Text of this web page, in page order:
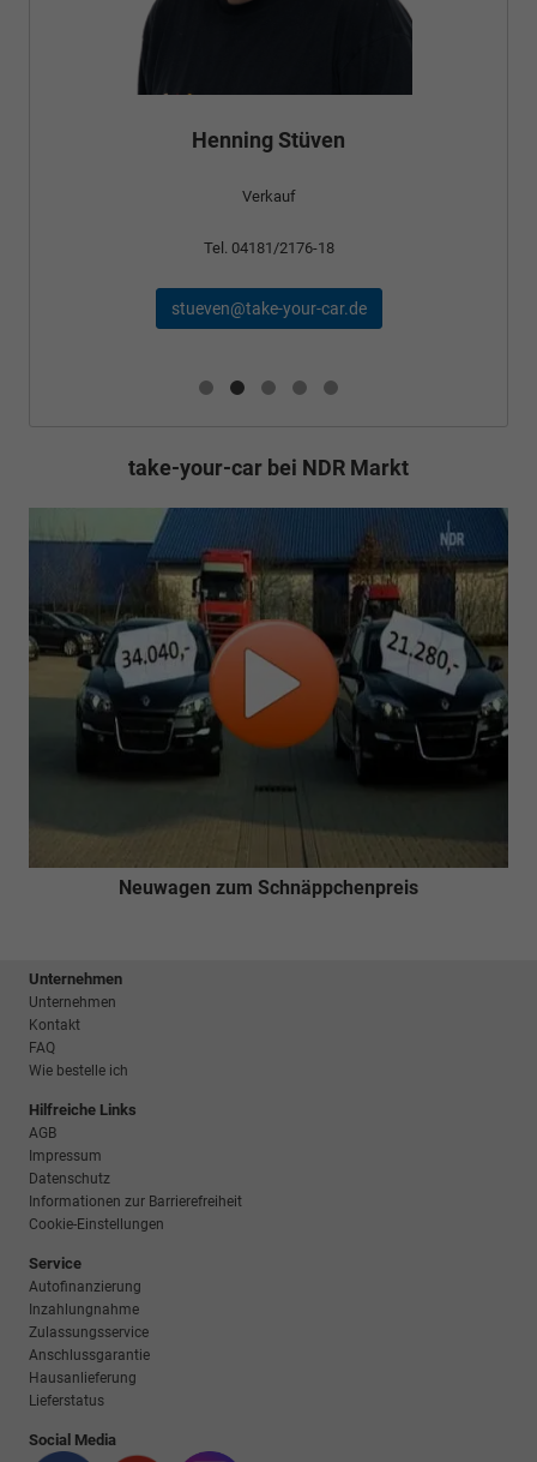
take-your-car bei NDR Markt
Neuwagen zum Schnäppchenpreis
Unternehmen
Unternehmen
Kontakt
FAQ
Wie bestelle ich
Hilfreiche Links
AGB
Impressum
Datenschutz
Informationen zur Barrierefreiheit
Cookie-Einstellungen
Service
Autofinanzierung
Inzahlungnahme
Zulassungsservice
Anschlussgarantie
Hausanlieferung
Lieferstatus
Social Media